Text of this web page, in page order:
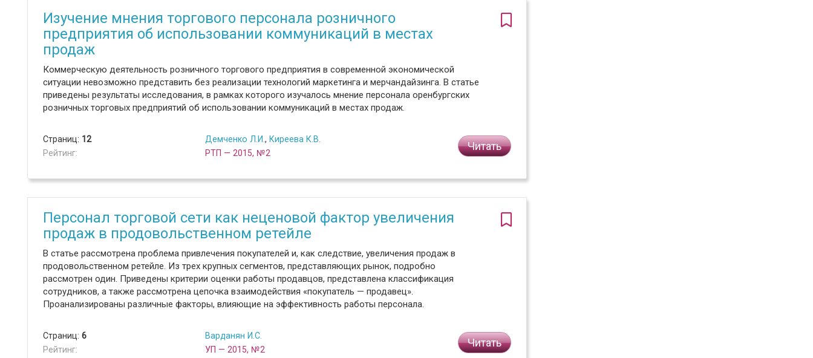
Изучение мнения торгового персонала розничного
предприятия об использовании коммуникаций в местах
продаж
Коммерческую деятельность розничного торгового предприятия в современной экономической
ситуации невозможно представить без реализации технологий маркетинга и мерчандайзинга. В статье
приведены результаты исследования, в рамках которого изучалось мнение персонала оренбургских
розничных торговых предприятий об использовании коммуникаций в местах продаж.
Страниц: 12
Рейтинг:
Демченко Л.И. , Киреева К.В.
РТП — 2015, №2
Читать
Персонал торговой сети как неценовой фактор увеличения
продаж в продовольственном ретейле
В статье рассмотрена проблема привлечения покупателей и, как следствие, увеличения продаж в
продовольственном ретейле. Из трех крупных сегментов, представляющих рынок, подробно
рассмотрен один. Приведены критерии оценки работы продавцов, представлена классификация
сотрудников, а также рассмотрена цепочка взаимодействия «покупатель — продавец».
Проанализированы различные факторы, влияющие на эффективность работы персонала.
Страниц: 6
Рейтинг:
Варданян И.С.
УП — 2015, №2
Читать